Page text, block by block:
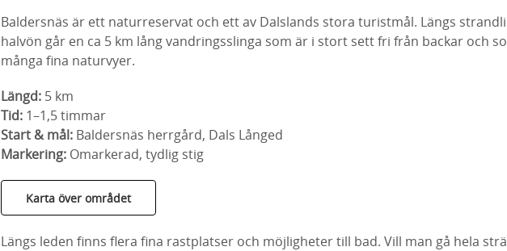
Baldersnäs är ett naturreservat och ett av Dalslands stora turistmål. Längs
halvön går en ca 5 km lång vandringsslinga som är i stort sett fri från backar och
många fina naturvyer.
Längd: 5 km
Tid: 1–1,5 timmar
Start & mål: Baldersnäs herrgård, Dals Långed
Markering: Omarkerad, tydlig stig
Karta över området
Längs leden finns flera fina rastplatser och möjligheter till bad. Vill man gå hela